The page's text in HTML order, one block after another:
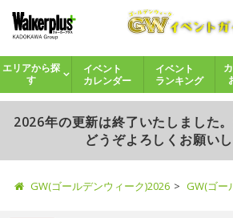
エリアから探
す
イベント
カレンダー
イベント
ランキング
2026年の更新は終了いたしました
どうぞよろしくお願いし
GW(ゴールデンウィーク)2026 GW(ゴー